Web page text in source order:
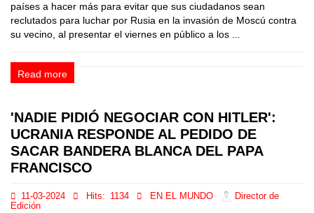
países a hacer más para evitar que sus ciudadanos sean
reclutados para luchar por Rusia en la invasión de Moscú contra
su vecino, al presentar el viernes en público a los ...
Read more
'NADIE PIDIÓ NEGOCIAR CON HITLER':
UCRANIA RESPONDE AL PEDIDO DE
SACAR BANDERA BLANCA DEL PAPA
FRANCISCO
11-03-2024 Hits: 1134 EN EL MUNDO
Director de
Edición